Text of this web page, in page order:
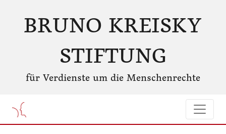
BRUNO KREISKY
STIFTUNG
für Verdienste um die Menschenrechte